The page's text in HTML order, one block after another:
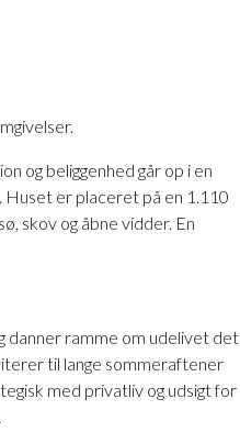
og beliggenhed går op i en
er placeret på en 1.110
skov og åbne vidder. En
danner ramme om udelivet det
til lange sommeraftener
med privatliv og udsigt for